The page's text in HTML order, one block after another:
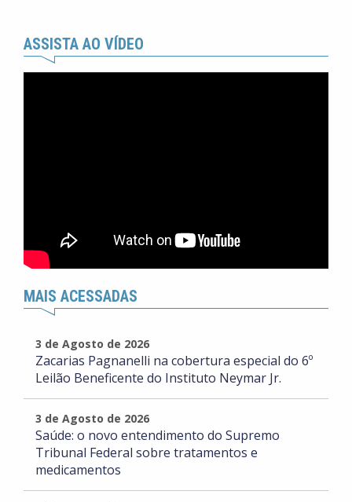
ASSISTA AO VÍDEO
MAIS ACESSADAS
3 de Agosto de 2026
Zacarias Pagnanelli na cobertura especial do 6º
Leilão Beneficente do Instituto Neymar Jr.
3 de Agosto de 2026
Saúde: o novo entendimento do Supremo
Tribunal Federal sobre tratamentos e
medicamentos